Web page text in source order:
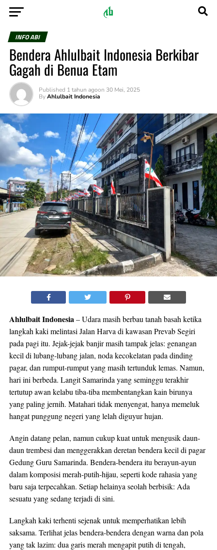
INFO ABI
Bendera Ahlulbait Indonesia Berkibar
Gagah di Benua Etam
Published 1 tahun agoon 30 Mei, 2025
By Ahlulbait Indonesia
Ahlulbait Indonesia – Udara masih berbau tanah basah ketika
langkah kaki melintasi Jalan Harva di kawasan Prevab Segiri
pada pagi itu. Jejak-jejak banjir masih tampak jelas: genangan
kecil di lubang-lubang jalan, noda kecokelatan pada dinding
pagar, dan rumput-rumput yang masih tertunduk lemas. Namun,
hari ini berbeda. Langit Samarinda yang seminggu terakhir
tertutup awan kelabu tiba-tiba membentangkan kain birunya
yang paling jernih. Matahari tidak menyengat, hanya memeluk
hangat punggung negeri yang lelah diguyur hujan.
Angin datang pelan, namun cukup kuat untuk mengusik daun-
daun trembesi dan menggerakkan deretan bendera kecil di pagar
Gedung Guru Samarinda. Bendera-bendera itu berayun-ayun
dalam komposisi merah-putih-hijau, seperti kode rahasia yang
baru saja terpecahkan. Setiap helainya seolah berbisik: Ada
sesuatu yang sedang terjadi di sini.
Langkah kaki terhenti sejenak untuk memperhatikan lebih
saksama. Terlihat jelas bendera-bendera dengan warna dan pola
yang tak lazim: dua garis merah mengapit putih di tengah,